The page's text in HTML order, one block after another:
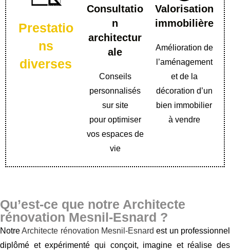
Prestatio
ns
diverses
Consultatio
n
architectur
ale
Conseils
personnalisés
sur site
pour optimiser
vos espaces de
vie
Valorisation
immobilière
Amélioration de
l’aménagement
et de la
décoration d’un
bien immobilier
à vendre
Qu’est-ce que notre Architecte
rénovation Mesnil-Esnard ?
NotreArchitecte rénovation Mesnil-Esnard est un professionnel
diplômé et expérimenté qui conçoit, imagine et réalise des